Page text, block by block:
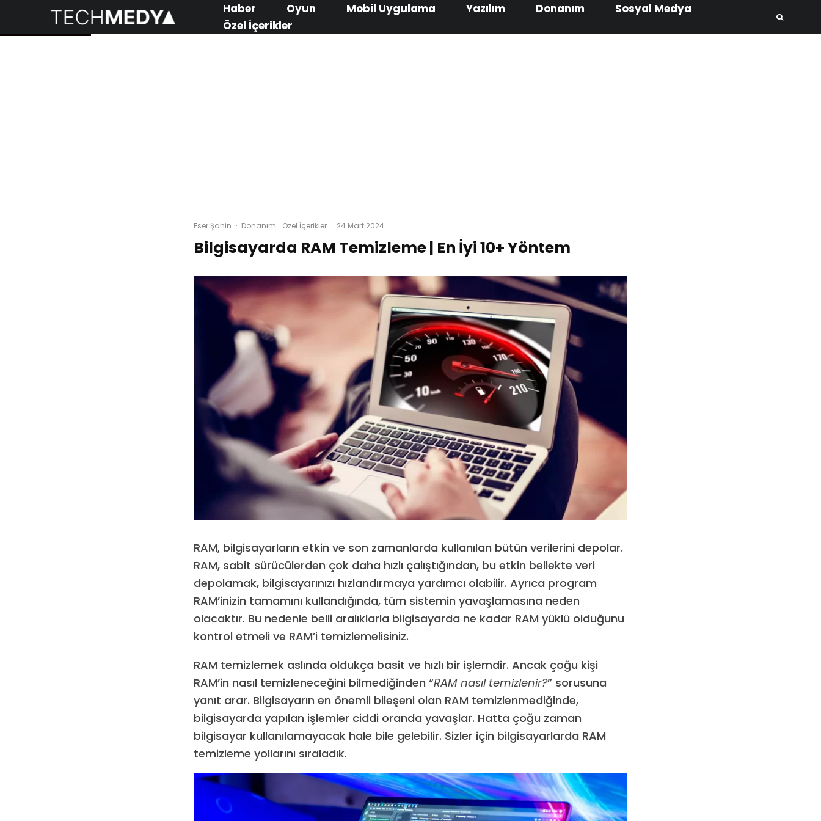
Haber Oyun Mobil Uygulama Yazılım Donanım
Sosyal Medya
Özel İçerikler
Eser Şahin · Donanım Özel İçerikler · 24 Mart 2024
Bilgisayarda RAM Temizleme | En İyi 10+ Yöntem
RAM, bilgisayarların etkin ve son zamanlarda kullanılan bütün verilerini depolar.
RAM, sabit sürücülerden çok daha hızlı çalıştığından, bu etkin bellekte veri
depolamak, bilgisayarınızı hızlandırmaya yardımcı olabilir. Ayrıca program
RAM’inizin tamamını kullandığında, tüm sistemin yavaşlamasına neden
olacaktır. Bu nedenle belli aralıklarla bilgisayarda ne kadar RAM yüklü olduğunu
kontrol etmeli ve RAM’i temizlemelisiniz.
RAM temizlemek aslında oldukça basit ve hızlı bir işlemdir. Ancak çoğu kişi
RAM’in nasıl temizleneceğini bilmediğinden “RAM nasıl temizlenir?” sorusuna
yanıt arar. Bilgisayarın en önemli bileşeni olan RAM temizlenmediğinde,
bilgisayarda yapılan işlemler ciddi oranda yavaşlar. Hatta çoğu zaman
bilgisayar kullanılamayacak hale bile gelebilir. Sizler için bilgisayarlarda RAM
temizleme yollarını sıraladık.